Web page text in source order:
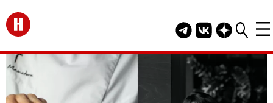
Перейти на главную
Telegram канал
Группа HELLO
Канал